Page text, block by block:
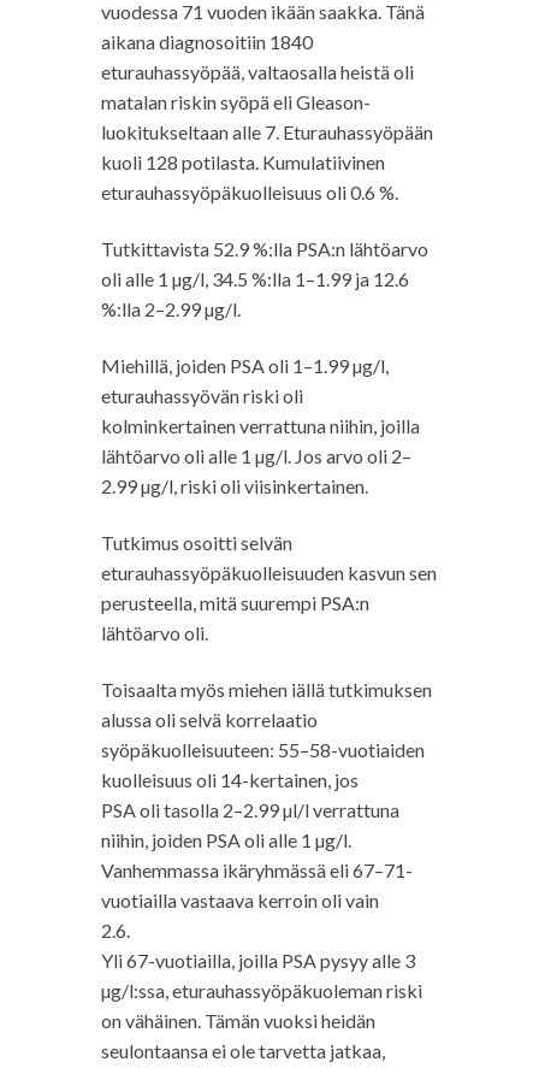
vuodessa 71 vuoden ikään saakka. Tänä
aikana diagnosoitiin 1840
eturauhassyöpää, valtaosalla heistä oli
matalan riskin syöpä eli Gleason-
luokitukseltaan alle 7. Eturauhassyöpään
kuoli 128 potilasta. Kumulatiivinen
eturauhassyöpäkuolleisuus oli 0.6 %.
Tutkittavista 52.9 %:lla PSA:n lähtöarvo
oli alle 1 µg/l, 34.5 %:lla 1–1.99 ja 12.6
%:lla 2–2.99 µg/l.
Miehillä, joiden PSA oli 1–1.99 µg/l,
eturauhassyövän riski oli
kolminkertainen verrattuna niihin, joilla
lähtöarvo oli alle 1 µg/l. Jos arvo oli 2–
2.99 µg/l, riski oli viisinkertainen.
Tutkimus osoitti selvän
eturauhassyöpäkuolleisuuden kasvun sen
perusteella, mitä suurempi PSA:n
lähtöarvo oli.
Toisaalta myös miehen iällä tutkimuksen
alussa oli selvä korrelaatio
syöpäkuolleisuuteen: 55–58-vuotiaiden
kuolleisuus oli 14-kertainen, jos
PSA oli tasolla 2–2.99 µl/l verrattuna
niihin, joiden PSA oli alle 1 µg/l.
Vanhemmassa ikäryhmässä eli 67–71-
vuotiailla vastaava kerroin oli vain
2.6.
Yli 67-vuotiailla, joilla PSA pysyy alle 3
µg/l:ssa, eturauhassyöpäkuoleman riski
on vähäinen. Tämän vuoksi heidän
seulontaansa ei ole tarvetta jatkaa,